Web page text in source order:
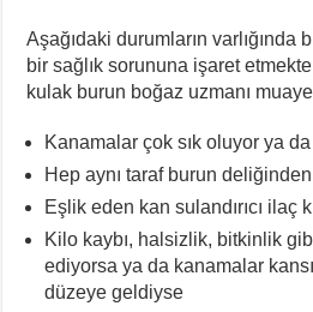
Aşağıdaki durumların varlığında
bir sağlık sorununa işaret
kulak burun boğaz uzmanı
Kanamalar çok sık oluyor ya
Hep aynı taraf burun
Eşlik eden kan sulandırıcı ilaç
Kilo kaybı, halsizlik, bitkinlik
ediyorsa ya da kanamalar
düzeye geldiyse